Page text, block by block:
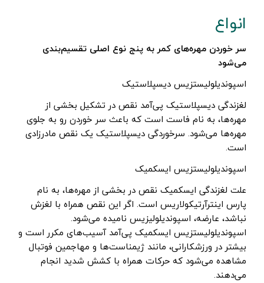
انواع
سر خوردن مهره‌های کمر به پنج نوع اصلی تقسیم‌بندی
می‌شود
اسپوندیلولیستزیس دیسپلاستیک
لغزندگی دیسپلاستیک پی‌آمد نقص در تشکیل بخشی از
مهره‌ها، به نام فاست است که باعث سر خوردن رو به جلوی
مهره‌ها می‌شود. سرخوردگی دیسپلاستیک یک نقص مادرزادی
است.
اسپوندیلولیستزیس ایسکمیک
علت لغزندگی ایسکمیک نقص در بخشی از مهره‌ها، به نام
پارس اینترآرتیکولاریس است. اگر این نقص همراه با لغزش
نباشد، عارضه، اسپوندیلولیزیس نامیده می‌شود.
اسپوندیلولیستزیس ایسکمیک پی‌آمد آسیب‌های مکرر است و
بیشتر در ورزشکارانی، مانند ژیمناست‌ها و مهاجمین فوتبال
مشاهده می‌شود که حرکات همراه با کشش شدید انجام
می‌دهند.